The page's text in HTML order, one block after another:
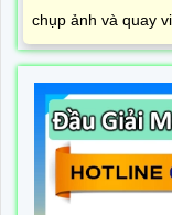
chụp ảnh và quay